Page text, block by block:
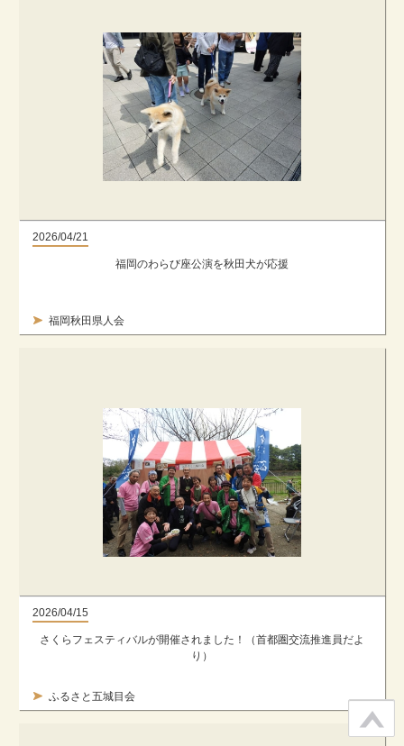
2026/04/21
福岡秋田県人会
福岡のわらび座公演を秋田犬が応援
2026/04/15
ふるさと五城目会
さくらフェスティバルが開催されました！（首都圏交流推進員だよ
り）